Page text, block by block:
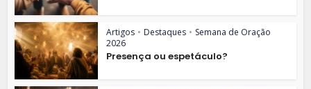
Artigos • Destaques • Semana de Oração
2026
Presença ou espetáculo?